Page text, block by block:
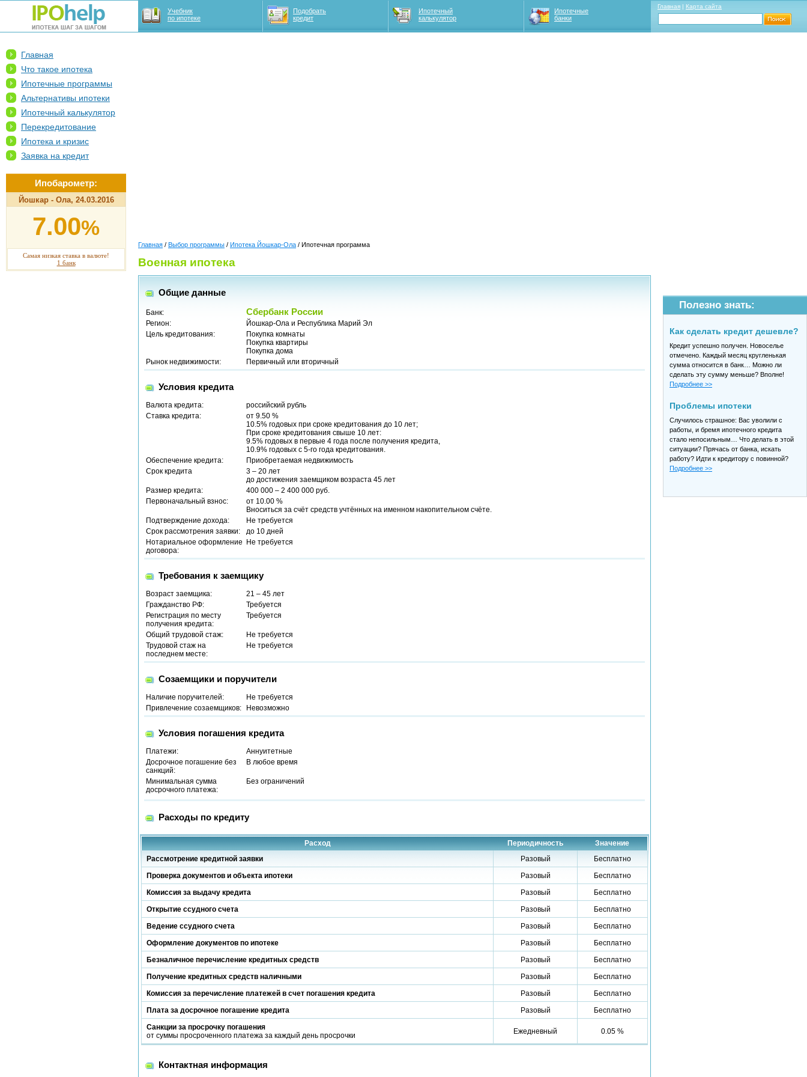
Учебник
по ипотеке
Подобрать
кредит
Ипотечный
калькулятор
Ипотечные
банки
Главная | Карта сайта
Главная
Что такое ипотека
Ипотечные программы
Альтернативы ипотеки
Ипотечный калькулятор
Перекредитование
Ипотека и кризис
Заявка на кредит
Ипобарометр:
Йошкар - Ола, 24.03.2016
7.00%
Самая низкая ставка в валюте!
1 банк
Главная / Выбор программы / Ипотека Йошкар-Ола / Ипотечная программа
Военная ипотека
Общие данные
Банк: Сбербанк России
Регион:
Йошкар-Ола и Республика Марий Эл
Цель кредитования:
Покупка комнаты
Покупка квартиры
Покупка дома
Рынок недвижимости:
Первичный или вторичный
Условия кредита
Валюта кредита:
российский рубль
Ставка кредита:
от 9.50 %
10.5% годовых при сроке кредитования до 10 лет;
При сроке кредитования свыше 10 лет:
9.5% годовых в первые 4 года после получения кредита,
10.9% годовых с 5-го года кредитования.
Обеспечение кредита:
Приобретаемая недвижимость
Срок кредита
3 – 20 лет
до достижения заемщиком возраста 45 лет
Размер кредита:
400 000 – 2 400 000 руб.
Первоначальный взнос:
от 10.00 %
Вноситься за счёт средств учтённых на именном накопительном счёте.
Подтверждение дохода:
Не требуется
Срок рассмотрения заявки:
до 10 дней
Нотариальное оформление
договора:
Не требуется
Требования к заемщику
Возраст заемщика:
21 – 45 лет
Гражданство РФ:
Требуется
Регистрация по месту
получения кредита:
Требуется
Общий трудовой стаж:
Не требуется
Трудовой стаж на
последнем месте:
Не требуется
Созаемщики и поручители
Наличие поручителей:
Не требуется
Привлечение созаемщиков:
Невозможно
Условия погашения кредита
Платежи:
Аннуитетные
Досрочное погашение без
санкций:
В любое время
Минимальная сумма
досрочного платежа:
Без ограничений
Расходы по кредиту
Расход Периодичность
Значение
Рассмотрение кредитной заявки
Разовый
Бесплатно
Проверка документов и объекта ипотеки
Разовый
Бесплатно
Комиссия за выдачу кредита
Разовый
Бесплатно
Открытие ссудного счета
Разовый
Бесплатно
Ведение ссудного счета
Разовый
Бесплатно
Оформление документов по ипотеке
Разовый
Бесплатно
Безналичное перечисление кредитных средств
Разовый
Бесплатно
Получение кредитных средств наличными
Разовый
Бесплатно
Комиссия за перечисление платежей в счет погашения кредита
Разовый
Бесплатно
Плата за досрочное погашение кредита
Разовый
Бесплатно
Санкции за просрочку погашения
от суммы просроченного платежа за каждый день просрочки
Ежедневный 0.05 %
Контактная информация
Полезно знать:
Как сделать кредит дешевле?
Кредит успешно получен. Новоселье
отмечено. Каждый месяц кругленькая
сумма относится в банк… Можно ли
сделать эту сумму меньше? Вполне!
Подробнее >>
Проблемы ипотеки
Случилось страшное: Вас уволили с
работы, и бремя ипотечного кредита
стало непосильным… Что делать в этой
ситуации? Прячась от банка, искать
работу? Идти к кредитору с повинной?
Подробнее >>